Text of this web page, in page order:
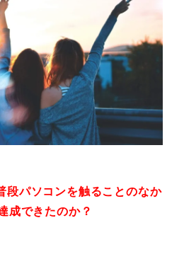
段パソコンを触ることのなか
成できたのか？